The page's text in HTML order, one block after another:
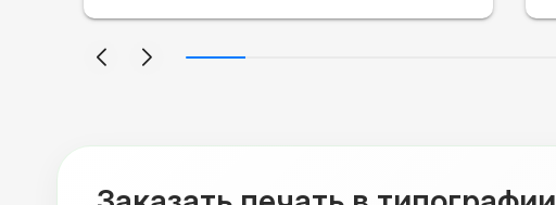
спасибо Евгении за терпеливость,